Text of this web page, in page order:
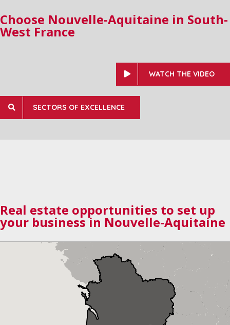
Choose Nouvelle-Aquitaine in South-
West France
WATCH THE VIDEO
SECTORS OF EXCELLENCE
Real estate opportunities to set up
your business in Nouvelle-Aquitaine